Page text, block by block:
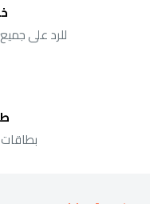
للرد على
بطاقات